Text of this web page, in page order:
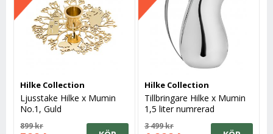
Hilke Collection
Ljusstake Hilke x Mumin
No.1, Guld
899 kr
Hilke Collection
Tillbringare Hilke x Mumin
1,5 liter numrerad
3 499 kr